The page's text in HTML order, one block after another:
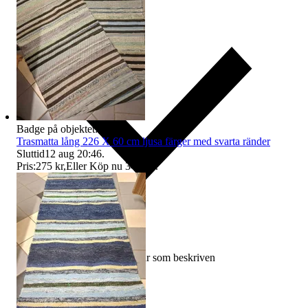
Ersättning om varan inte är som beskriven
Badge på objektet:
Trasmatta lång 226 X 60 cm ljusa färger med svarta ränder
Sluttid12 aug 20:46.
Pris:275 kr,Eller Köp nu 349 kr .